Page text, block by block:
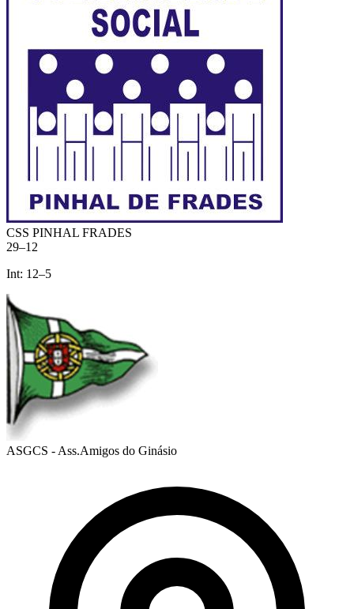
CSS PINHAL FRADES
29–12
Int: 12–5
ASGCS - Ass.Amigos do Ginásio